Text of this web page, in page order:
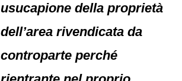
usucapione della proprietà
dell’area rivendicata da
controparte perché